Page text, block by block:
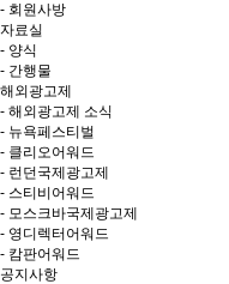
- 회원사방
자료실
- 양식
- 간행물
해외광고제
- 해외광고제 소식
- 뉴욕페스티벌
- 클리오어워드
- 런던국제광고제
- 스티비어워드
- 모스크바국제광고제
- 영디렉터어워드
- 캄판어워드
공지사항